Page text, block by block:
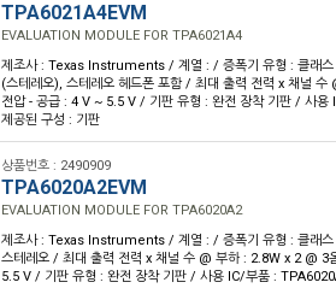
TPA6021A4EVM
EVALUATION MODULE FOR TPA6021A4
제조사 : Texas Instruments / 계열 : / 증폭기 유형 : 클래스
(스테레오), 스테레오 헤드폰 포함 / 최대 출력 전력 x 채널
전압 - 공급 : 4 V ~ 5.5 V / 기판 유형 : 완전 장착 기판 / 사
제공된 구성 : 기판
상품번호 : 2490909
TPA6020A2EVM
EVALUATION MODULE FOR TPA6020A2
제조사 : Texas Instruments / 계열 : / 증폭기 유형 : 클래스
스테레오 / 최대 출력 전력 x 채널 수 @ 부하 : 2.8W x 2 @
5.5 V / 기판 유형 : 완전 장착 기판 / 사용 IC/부품 :